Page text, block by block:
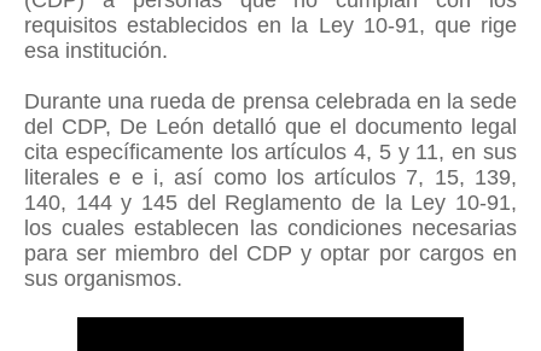
requisitos establecidos en la Ley 10-91, que rige
esa institución.
Durante una rueda de prensa celebrada en la sede
del CDP, De León detalló que el documento legal
cita específicamente los artículos 4, 5 y 11, en sus
literales e e i, así como los artículos 7, 15, 139,
140, 144 y 145 del Reglamento de la Ley 10-91,
los cuales establecen las condiciones necesarias
para ser miembro del CDP y optar por cargos en
sus organismos.